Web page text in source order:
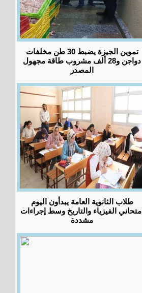
تموين الجيزة يضبط 30 طن مخلفات
دواجن و28 ألف مشروب طاقة مجهول
المصدر
طلاب الثانوية العامة يبدأون اليوم
امتحاني الفيزياء والتاريخ وسط إجراءات
مشددة